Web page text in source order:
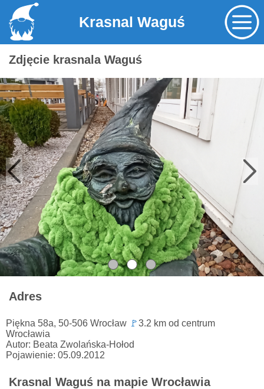
Krasnal Waguś
Zdjęcie krasnala Waguś
Adres
Piękna 58a, 50-506 Wrocław 🚩3.2 km od centrum
Wrocławia
Autor: Beata Zwolańska-Hołod
Pojawienie: 05.09.2012
Krasnal Waguś na mapie Wrocławia